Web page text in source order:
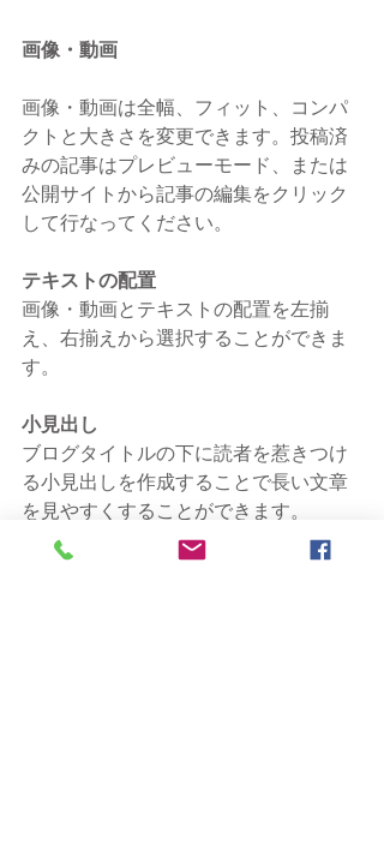
画像・動画
画像・動画は全幅、フィット、コンパ
クトと大きさを変更できます。投稿済
みの記事はプレビューモード、または
公開サイトから記事の編集をクリック
して行なってください。
テキストの配置
画像・動画とテキストの配置を左揃
え、右揃えから選択することができま
す。
小見出し
ブログタイトルの下に読者を惹きつけ
る小見出しを作成することで長い文章
を見やすくすることができます。